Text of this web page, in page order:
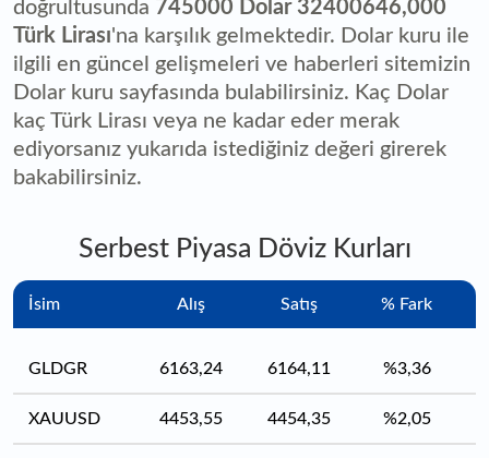
doğrultusunda 745000 Dolar 32400646,000
Türk Lirası'na karşılık gelmektedir. Dolar kuru ile
ilgili en güncel gelişmeleri ve haberleri sitemizin
Dolar kuru sayfasında bulabilirsiniz. Kaç Dolar
kaç Türk Lirası veya ne kadar eder merak
ediyorsanız yukarıda istediğiniz değeri girerek
bakabilirsiniz.
Serbest Piyasa Döviz Kurları
İsim Alış Satış % Fark
GLDGR 6163,24 6164,11 %3,36
XAUUSD 4453,55 4454,35 %2,05